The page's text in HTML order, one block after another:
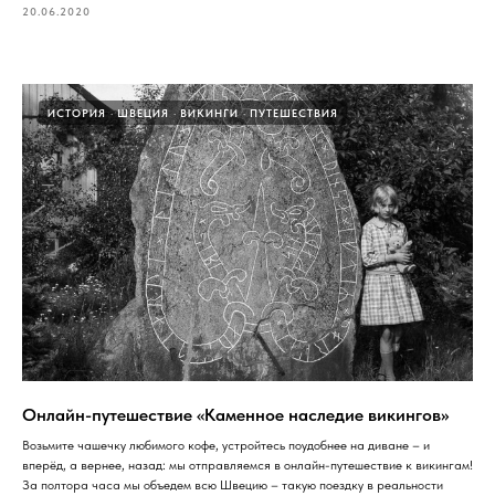
20.06.2020
ИСТОРИЯ ШВЕЦИЯ ВИКИНГИ ПУТЕШЕСТВИЯ
Онлайн-путешествие «Каменное наследие викингов»
Возьмите чашечку любимого кофе, устройтесь поудобнее на диване – и
вперёд, а вернее, назад: мы отправляемся в онлайн-путешествие к викингам!
За полтора часа мы объедем всю Швецию – такую поездку в реальности